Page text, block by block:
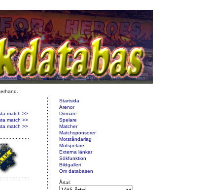
match >>
match >>
match >>
Startsida
Arenor
Domare
Spelare
Matcher
Matchsponsorer
Motståndarlag
Motspelare
Externa länkar
Sökfunktion
Bildgalleri
Om databasen
Årtal: